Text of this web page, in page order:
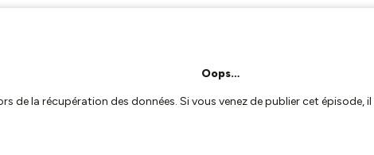
Oops…
de la récupération des données. Si vous venez de publier cet épisode,